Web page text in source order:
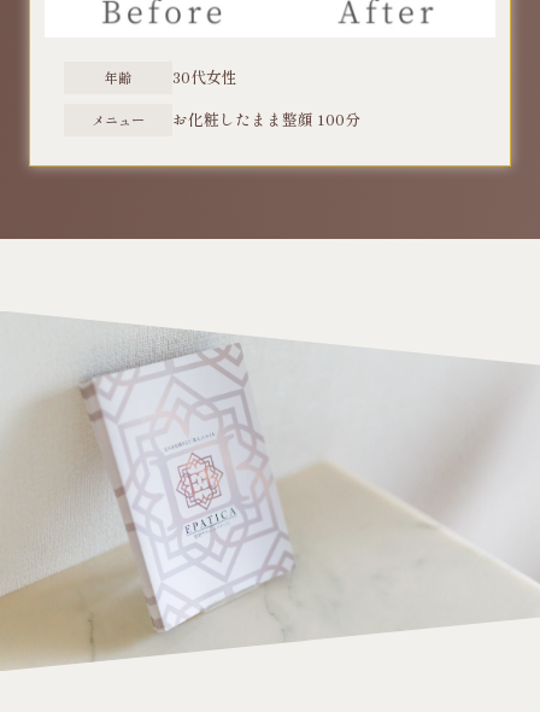
年齢 30代女性
メニュー ​お化粧したまま整顔 100分